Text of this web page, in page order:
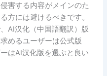
害する内容がメインのた
方には避けるべきです。
AI汉化（中国語翻訳）版
めるユーザーは公式版
はAI汉化版を選ぶと良い